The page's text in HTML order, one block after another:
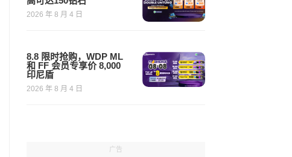
2026 年 8 月 4 日
8.8 限时抢购，WDP ML
和 FF 会员专享价 8,000
印尼盾
2026 年 8 月 4 日
广告